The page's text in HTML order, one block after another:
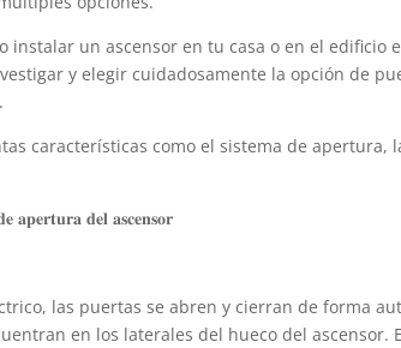
instalar un ascensor en tu casa o en el edificio
y elegir cuidadosamente la opción de
características como el sistema de apertura,
𝐚𝐩𝐞𝐫𝐭𝐮𝐫𝐚 𝐝𝐞𝐥 𝐚𝐬𝐜𝐞𝐧𝐬𝐨𝐫
las puertas se abren y cierran de forma
en los laterales del hueco del ascensor.